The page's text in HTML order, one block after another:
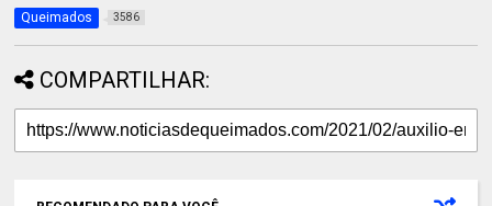
Queimados 3586
COMPARTILHAR: